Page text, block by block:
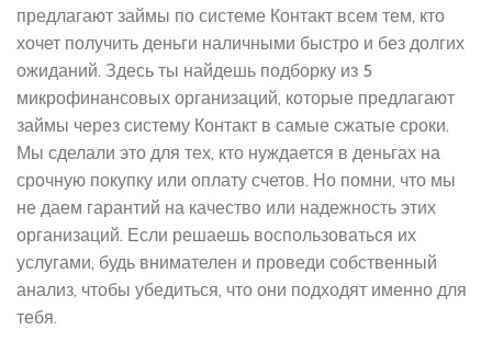
предлагают займы по системе Контакт всем тем, кто
хочет получить деньги наличными быстро и без долгих
ожиданий. Здесь ты найдешь подборку из 5
микрофинансовых организаций, которые предлагают
займы через систему Контакт в самые сжатые сроки.
Мы сделали это для тех, кто нуждается в деньгах на
срочную покупку или оплату счетов. Но помни, что мы
не даем гарантий на качество или надежность этих
организаций. Если решаешь воспользоваться их
услугами, будь внимателен и проведи собственный
анализ, чтобы убедиться, что они подходят именно для
тебя.